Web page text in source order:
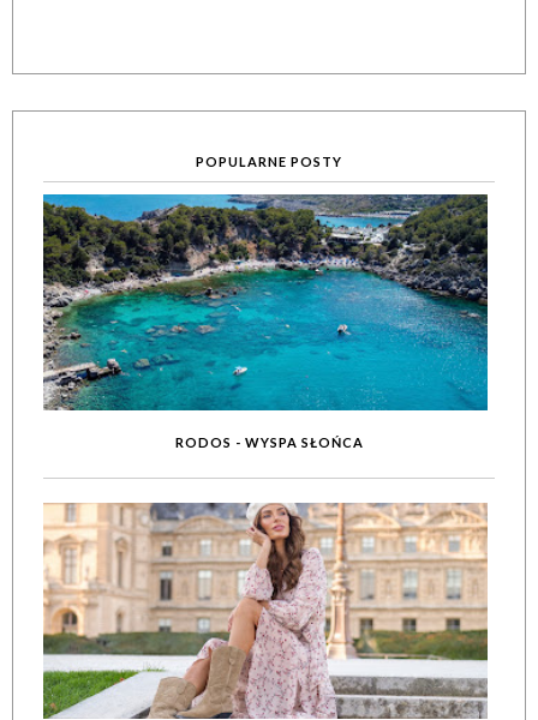
POPULARNE POSTY
RODOS - WYSPA SŁOŃCA